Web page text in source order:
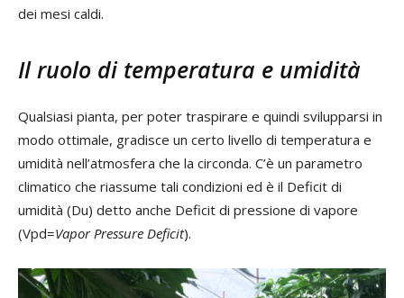
dei mesi caldi.
Il ruolo di temperatura e umidità
Qualsiasi pianta, per poter traspirare e quindi svilupparsi in
modo ottimale, gradisce un certo livello di temperatura e
umidità nell’atmosfera che la circonda. C’è un parametro
climatico che riassume tali condizioni ed è il Deficit di
umidità (Du) detto anche Deficit di pressione di vapore
(Vpd=Vapor Pressure Deficit).